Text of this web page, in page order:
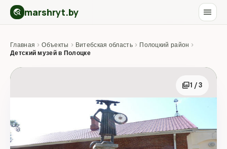
travel_explore marshryt.by menu
Главная › Объекты › Витебская область › Полоцкий район ›
Детский музей в Полоцке
photo_library1 / 3